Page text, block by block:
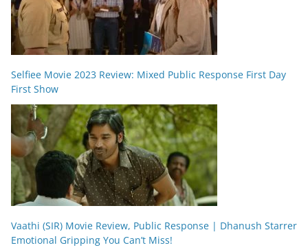
Selfiee Movie 2023 Review: Mixed Public Response First Day
First Show
Vaathi (SIR) Movie Review, Public Response | Dhanush Starrer
Emotional Gripping You Can’t Miss!